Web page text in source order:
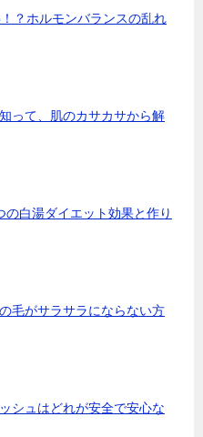
？ホルモンバランスの乱れ
って、肌のカサカサから解
の白湯ダイエット効果と作り
毛がサラサラにならない方
シュはどれが安全で安心な